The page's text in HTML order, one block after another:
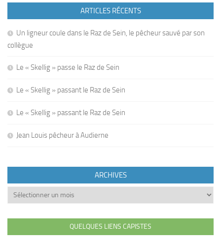
ARTICLES RÉCENTS
Un ligneur coule dans le Raz de Sein, le pêcheur sauvé par son
collègue
Le « Skellig » passe le Raz de Sein
Le « Skellig » passant le Raz de Sein
Le « Skellig » passant le Raz de Sein
Jean Louis pêcheur à Audierne
ARCHIVES
Archives
QUELQUES LIENS CAPISTES